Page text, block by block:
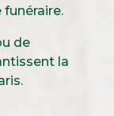
de
la